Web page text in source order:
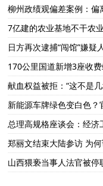
柳州政绩观偏差案例：偏
7亿建的农业基地不干农
日方再次逮捕“闯馆”嫌疑
170公里国道新增3座收
献血权益被拒：“这不是
新能源车牌绿色变白色
总理高规格座谈会：经
郑丽文结束大陆参访 为何
山西猥亵当事人法官被停